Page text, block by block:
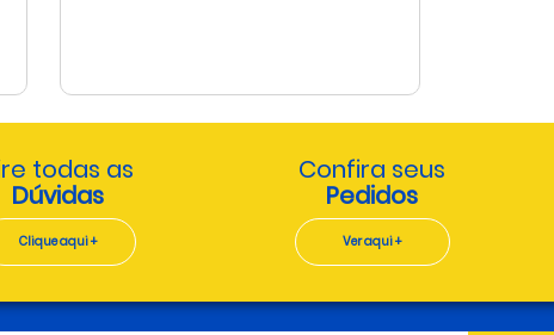
todas as
Dúvidas
Clique aqui +
Confira seus
Pedidos
Ver aqui +